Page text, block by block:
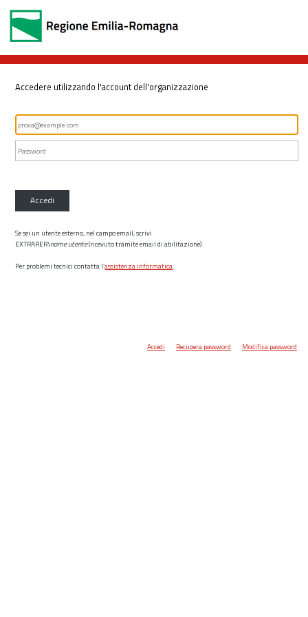
Accedere utilizzando l'account dell'organizzazione
Accedi
Se sei un utente esterno, nel campo email, scrivi
EXTRARER\nome utente(ricevuto tramite email di abilitazione)
Per problemi tecnici contatta l’assistenza informatica.
Accedi Recupera password Modifica password